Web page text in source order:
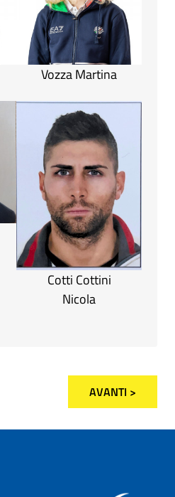
Vozza Martina
Cotti Cottini
Nicola
AVANTI >